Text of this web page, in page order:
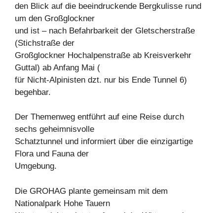
den Blick auf die beeindruckende Bergkulisse rund
um den Großglockner
und ist – nach Befahrbarkeit der Gletscherstraße
(Stichstraße der
Großglockner Hochalpenstraße ab Kreisverkehr
Guttal) ab Anfang Mai (
für Nicht-Alpinisten dzt. nur bis Ende Tunnel 6)
begehbar.
Der Themenweg entführt auf eine Reise durch
sechs geheimnisvolle
Schatztunnel und informiert über die einzigartige
Flora und Fauna der
Umgebung.
Die GROHAG plante gemeinsam mit dem
Nationalpark Hohe Tauern